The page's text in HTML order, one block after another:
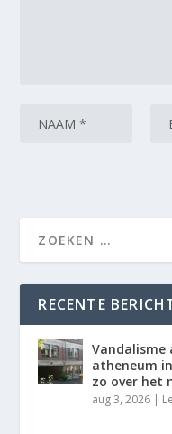
RECENTE
Vandalisme
atheneum
zo over het
aug 3, 2026 |